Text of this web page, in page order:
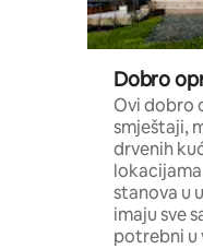
Dobro
Ovi dobro
smještaji,
drvenih
stanova u
imaju sve
potrebni u